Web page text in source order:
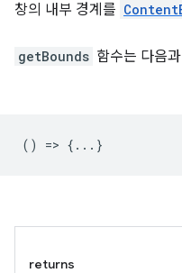
창의 내부 경계를
getBounds 함수는 다음
() => {...}
returns